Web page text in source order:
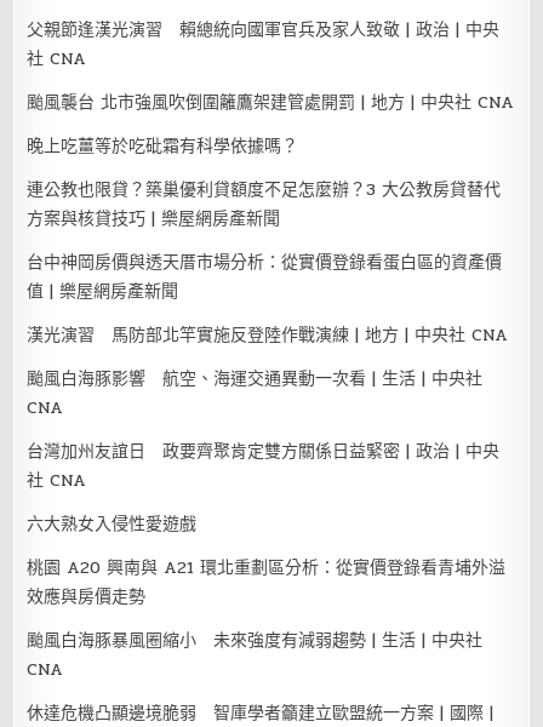
父親節逢漢光演習 賴總統向國軍官兵及家人致敬 | 政治 | 中央
社 CNA
颱風襲台 北市強風吹倒圍籬鷹架建管處開罰 | 地方 | 中央社 CNA
晚上吃薑等於吃砒霜有科學依據嗎？
連公教也限貸？築巢優利貸額度不足怎麼辦？3 大公教房貸替代
方案與核貸技巧 | 樂屋網房產新聞
台中神岡房價與透天厝市場分析：從實價登錄看蛋白區的資產價
值 | 樂屋網房產新聞
漢光演習 馬防部北竿實施反登陸作戰演練 | 地方 | 中央社 CNA
颱風白海豚影響 航空、海運交通異動一次看 | 生活 | 中央社
CNA
台灣加州友誼日 政要齊聚肯定雙方關係日益緊密 | 政治 | 中央
社 CNA
六大熟女入侵性愛遊戲
桃園 A20 興南與 A21 環北重劃區分析：從實價登錄看青埔外溢
效應與房價走勢
颱風白海豚暴風圈縮小 未來強度有減弱趨勢 | 生活 | 中央社
CNA
休達危機凸顯邊境脆弱 智庫學者籲建立歐盟統一方案 | 國際 |